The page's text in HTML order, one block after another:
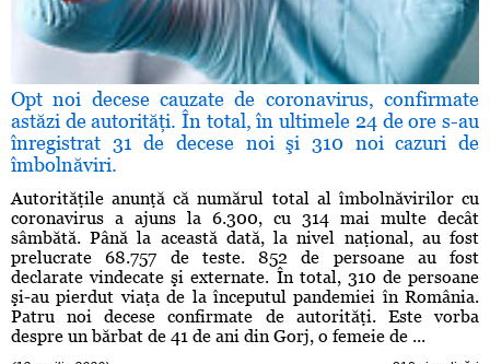
Opt noi decese cauzate de coronavirus, confirmate
astăzi de autorităţi. În total, în ultimele 24 de ore s-au
înregistrat 31 de decese noi şi 310 noi cazuri de
îmbolnăviri.
Autorităţile anunţă că numărul total al îmbolnăvirilor cu
coronavirus a ajuns la 6.300, cu 314 mai multe decât
sâmbătă. Până la această dată, la nivel naţional, au fost
prelucrate 68.757 de teste. 852 de persoane au fost
declarate vindecate şi externate. În total, 310 de persoane
şi-au pierdut viaţa de la începutul pandemiei în România.
Patru noi decese confirmate de autorităţi. Este vorba
despre un bărbat de 41 de ani din Gorj, o femeie de ...